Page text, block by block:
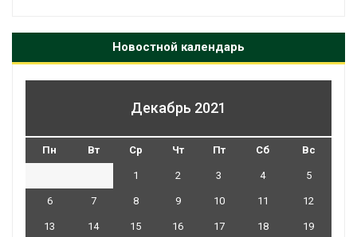
Новостной календарь
Декабрь 2021
Пн Вт Ср Чт Пт Сб Вс
1 2 3 4 5
6 7 8 9 10 11 12
13 14 15 16 17 18 19